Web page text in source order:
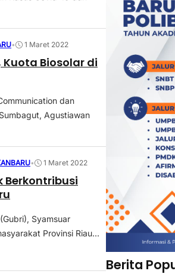
• 1 Maret 2022
Biosolar di
dan
Agustiawan
• 1 Maret 2022
Berkontribusi
Syamsuar
Provinsi Riau...
Berita